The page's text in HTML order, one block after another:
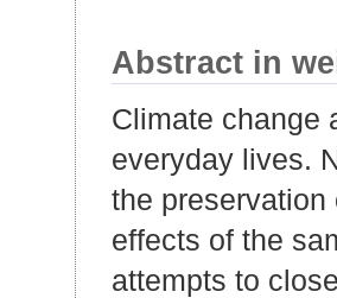
Abstract in
Climate change
everyday lives.
the preservation
effects of the
attempts to